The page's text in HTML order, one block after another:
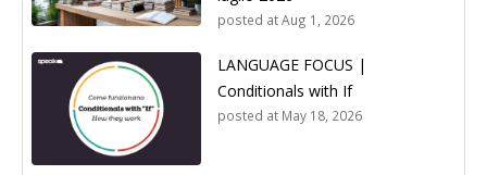
posted atAug 1, 2026
LANGUAGE FOCUS |
Conditionals with If
posted at May 18, 2026